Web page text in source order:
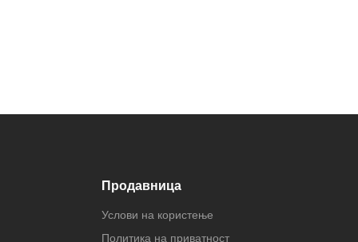
Продавница
Услови на користење
Политика на приватност